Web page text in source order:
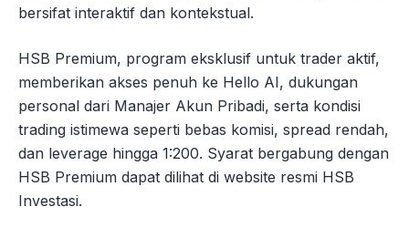
bersifat interaktif dan kontekstual.
HSB Premium, program eksklusif untuk trader aktif,
memberikan akses penuh ke Hello AI, dukungan
personal dari Manajer Akun Pribadi, serta kondisi
trading istimewa seperti bebas komisi, spread rendah,
dan leverage hingga 1:200. Syarat bergabung dengan
HSB Premium dapat dilihat di website resmi HSB
Investasi.